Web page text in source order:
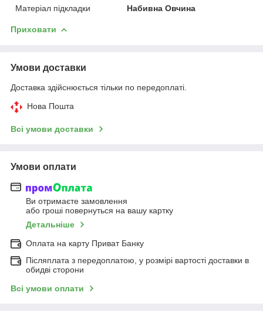
Матеріал підкладки
Набивна Овчина
Приховати
Умови доставки
Доставка здійснюється тільки по передоплаті.
Нова Пошта
Всі умови доставки
Умови оплати
Ви отримаєте замовлення
або гроші повернуться на вашу картку
Детальніше
Оплата на карту Приват Банку
Післяплата з передоплатою, у розмірі вартості доставки в
обидві сторони
Всі умови оплати